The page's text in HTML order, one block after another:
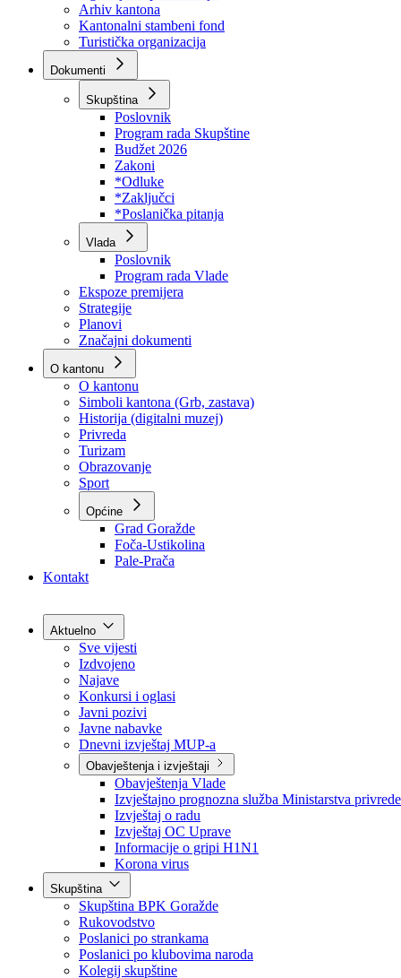
BPK šume
RTV BPK
Agencija za privatizaciju
Arhiv kantona
Kantonalni stambeni fond
Turistička organizacija
Dokumenti
Skupština
Poslovnik
Program rada Skupštine
Budžet 2026
Zakoni
*Odluke
*Zaključci
*Poslanička pitanja
Vlada
Poslovnik
Program rada Vlade
Ekspoze premijera
Strategije
Planovi
Značajni dokumenti
O kantonu
O kantonu
Simboli kantona (Grb, zastava)
Historija (digitalni muzej)
Privreda
Turizam
Obrazovanje
Sport
Općine
Kontakt
Aktuelno
Sve vijesti
Izdvojeno
Najave
Konkursi i oglasi
Javni pozivi
Javne nabavke
Dnevni izvještaj MUP-a
Obavještenja i izvještaji
Obavještenja Vlade
Izvještajno prognozna služba Ministarstva privrede
Izvještaj o radu
Izvještaj OC Uprave
Informacije o gripi H1N1
Korona virus
Skupština
Skupština BPK Goražde
Rukovodstvo